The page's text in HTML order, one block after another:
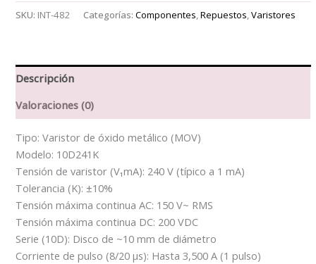
SKU: INT-482 Categorías:Componentes,Repuestos,Varistores
Descripción
Valoraciones (0)
Tipo: Varistor de óxido metálico (MOV)
Modelo: 10D241K
Tensión de varistor (V₁mA): 240 V (típico a 1 mA)
Tolerancia (K): ±10%
Tensión máxima continua AC: 150 V~ RMS
Tensión máxima continua DC: 200 VDC
Serie (10D): Disco de ~10 mm de diámetro
Corriente de pulso (8/20 µs): Hasta 3,500 A (1 pulso)